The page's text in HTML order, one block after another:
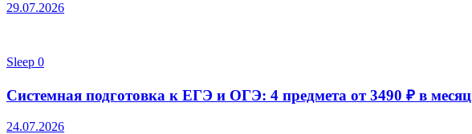
29.07.2026
Sleep 0
Системная подготовка к ЕГЭ и ОГЭ: 4 предмета от 3490 ₽ в
24.07.2026